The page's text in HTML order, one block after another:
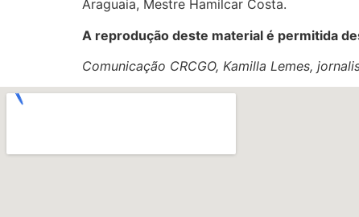
Araguaia, Mestre Hamilcar Costa.
A reprodução deste material é permitida
Comunicação CRCGO, Kamilla Lemes,